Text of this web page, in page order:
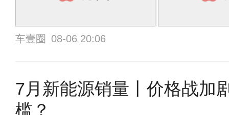
车壹圈 08-06 20:06
7月新能源销量丨价格战加
槛？